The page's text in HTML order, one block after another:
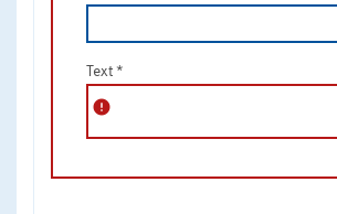
Text *
error